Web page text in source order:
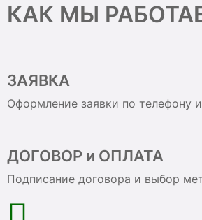
КАК МЫ
ЗАЯВКА
Оформление заявки по телефону
ДОГОВОР и ОПЛАТА
Подписание договора и выбор